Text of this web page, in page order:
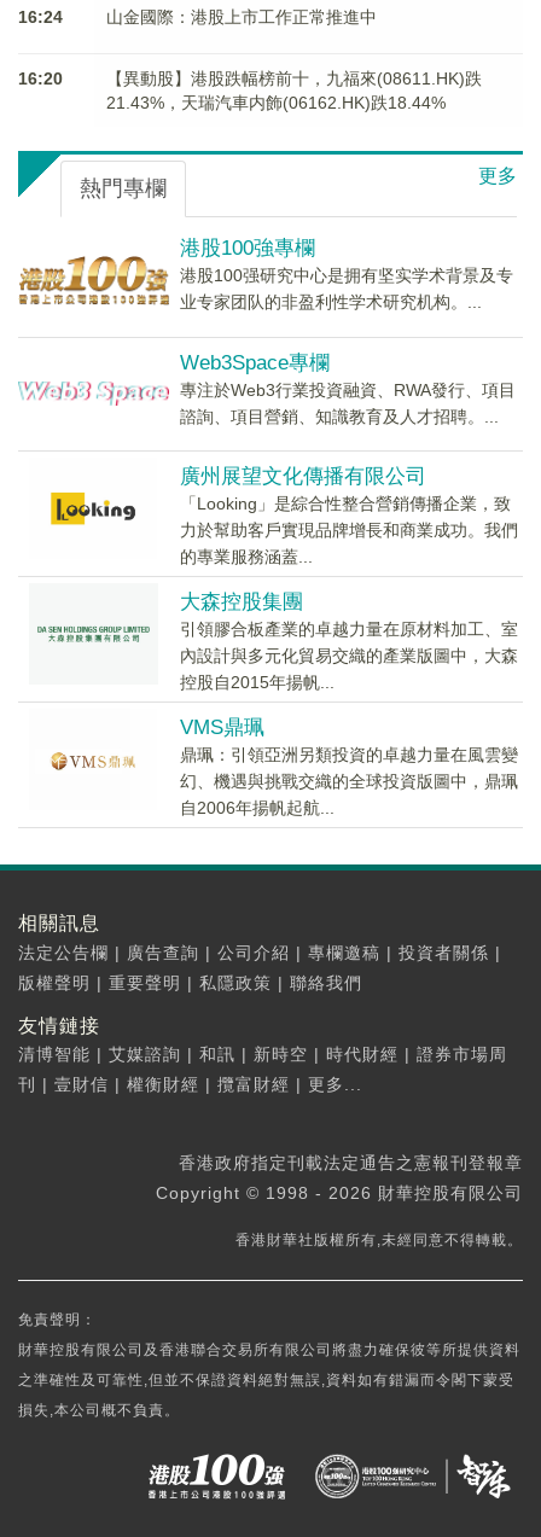
16:24 山金國際：港股上市工作正常推進中
16:20
【異動股】港股跌幅榜前十，九福來(08611.HK)跌
21.43%，天瑞汽車内飾(06162.HK)跌18.44%
更多
熱門專欄
港股100強專欄
港股100强研究中心是拥有坚实学术背景及专
业专家团队的非盈利性学术研究机构。...
Web3Space專欄
專注於Web3行業投資融資、RWA發行、項目
諮詢、項目營銷、知識教育及人才招聘。...
廣州展望文化傳播有限公司
「Looking」是綜合性整合營銷傳播企業，致
力於幫助客戶實現品牌增長和商業成功。我們
的專業服務涵蓋...
大森控股集團
引領膠合板產業的卓越力量在原材料加工、室
內設計與多元化貿易交織的產業版圖中，大森
控股自2015年揚帆...
VMS鼎珮
鼎珮：引領亞洲另類投資的卓越力量在風雲變
幻、機遇與挑戰交織的全球投資版圖中，鼎珮
自2006年揚帆起航...
相關訊息
法定公告欄 | 廣告查詢 | 公司介紹 | 專欄邀稿 | 投資者關係 |
版權聲明 | 重要聲明 | 私隱政策 | 聯絡我們
友情鏈接
清博智能 | 艾媒諮詢 | 和訊 | 新時空 | 時代財經 | 證券市場周
刊
| 壹財信 | 權衡財經 | 攬富財經 | 更多...
香港政府指定刊載法定通告之憲報刊登報章
Copyright © 1998 - 2026 財華控股有限公司
香港財華社版權所有,未經同意不得轉載。
免責聲明：
財華控股有限公司及香港聯合交易所有限公司將盡力確保彼等所提供資料
之準確性及可靠性,但並不保證資料絕對無誤,資料如有錯漏而令閣下蒙受
損失,本公司概不負責。